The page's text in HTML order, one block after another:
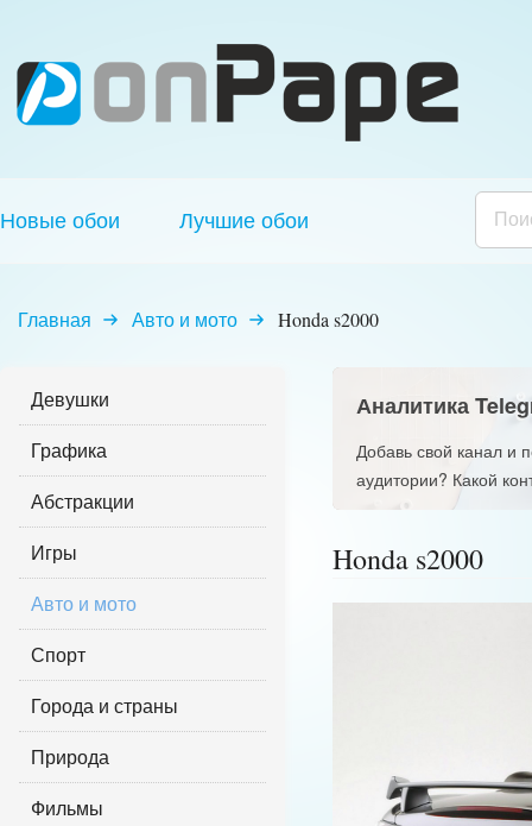
Новые обои Лучшие обои
Главная Авто и мото Honda s2000
Девушки
Графика
Абстракции
Игры
Авто и мото
Спорт
Города и страны
Природа
Фильмы
Аналитика
Добавь свой канал и
аудитории? Какой
Honda s2000